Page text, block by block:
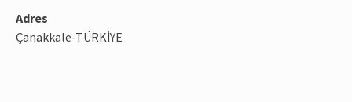
Adres
Çanakkale-TÜRKİYE